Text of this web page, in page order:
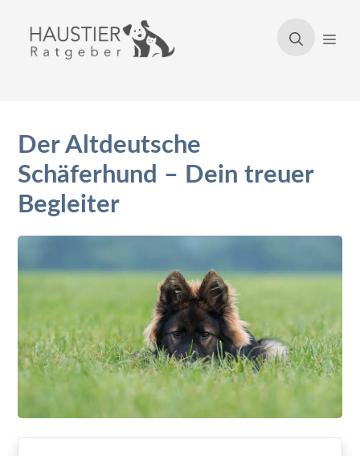
Inhalt
springen
Der Altdeutsche
Schäferhund – Dein treuer
Begleiter